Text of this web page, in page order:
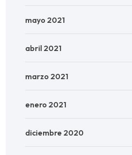
mayo 2021
abril 2021
marzo 2021
enero 2021
diciembre 2020